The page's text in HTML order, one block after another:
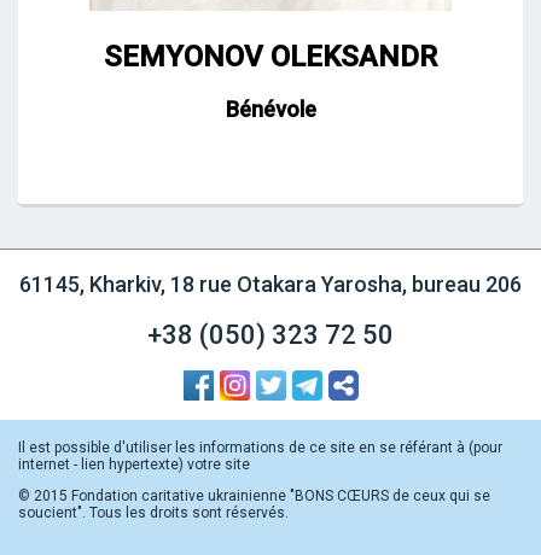
SEMYONOV OLEKSANDR
Bénévole
61145, Kharkiv, 18 rue Otakara Yarosha, bureau 206
+38 (050) 323 72 50
Il est possible d'utiliser les informations de ce site en se référant à (pour
internet - lien hypertexte) votre site
© 2015 Fondation caritative ukrainienne "BONS CŒURS de ceux qui se
soucient". Tous les droits sont réservés.